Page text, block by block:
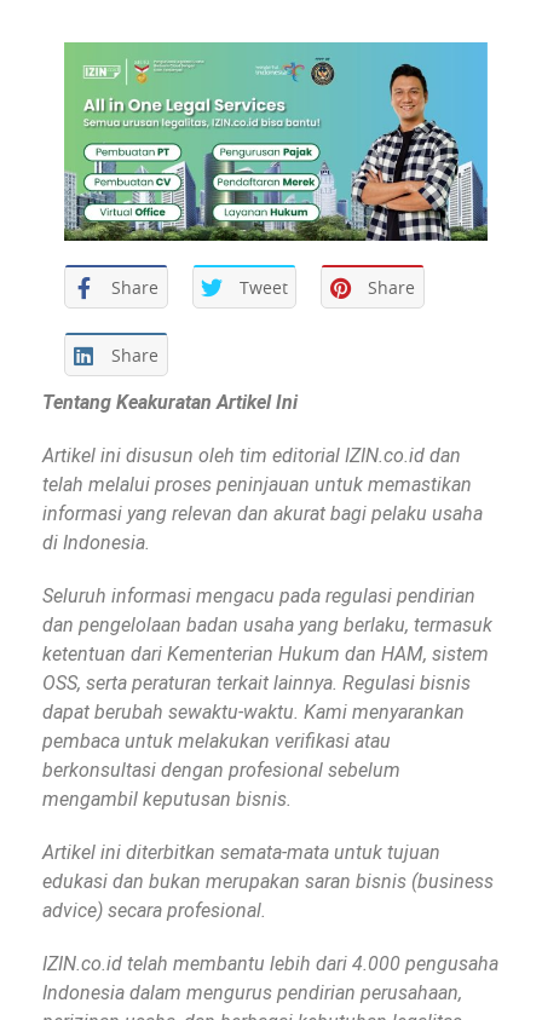
Share Tweet Share
Share
Tentang Keakuratan Artikel Ini
Artikel ini disusun oleh tim editorial IZIN.co.id dan
telah melalui proses peninjauan untuk memastikan
informasi yang relevan dan akurat bagi pelaku usaha
di Indonesia.
Seluruh informasi mengacu pada regulasi pendirian
dan pengelolaan badan usaha yang berlaku, termasuk
ketentuan dari Kementerian Hukum dan HAM, sistem
OSS, serta peraturan terkait lainnya. Regulasi bisnis
dapat berubah sewaktu-waktu. Kami menyarankan
pembaca untuk melakukan verifikasi atau
berkonsultasi dengan profesional sebelum
mengambil keputusan bisnis.
Artikel ini diterbitkan semata-mata untuk tujuan
edukasi dan bukan merupakan saran bisnis (business
advice) secara profesional.
IZIN.co.id telah membantu lebih dari 4.000 pengusaha
Indonesia dalam mengurus pendirian perusahaan,